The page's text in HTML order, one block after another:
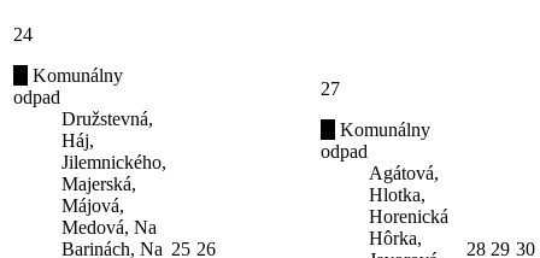
24
Komunálny
odpad
Družstevná,
Háj,
Jilemnického,
Majerská,
Májová,
Medová, Na
Barinách, Na 25 26
27
Komunálny
odpad
Agátová,
Hlotka,
Horenická
Hôrka,
28 29 30